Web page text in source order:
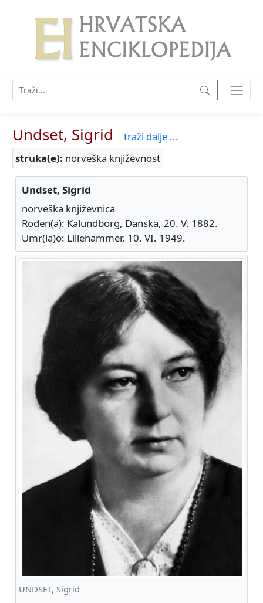
Undset, Sigrid
traži dalje ...
struka(e): norveška književnost
Undset, Sigrid
norveška književnica
Rođen(a): Kalundborg, Danska, 20. V. 1882.
Umr(la)o: Lillehammer, 10. VI. 1949.
UNDSET, Sigrid